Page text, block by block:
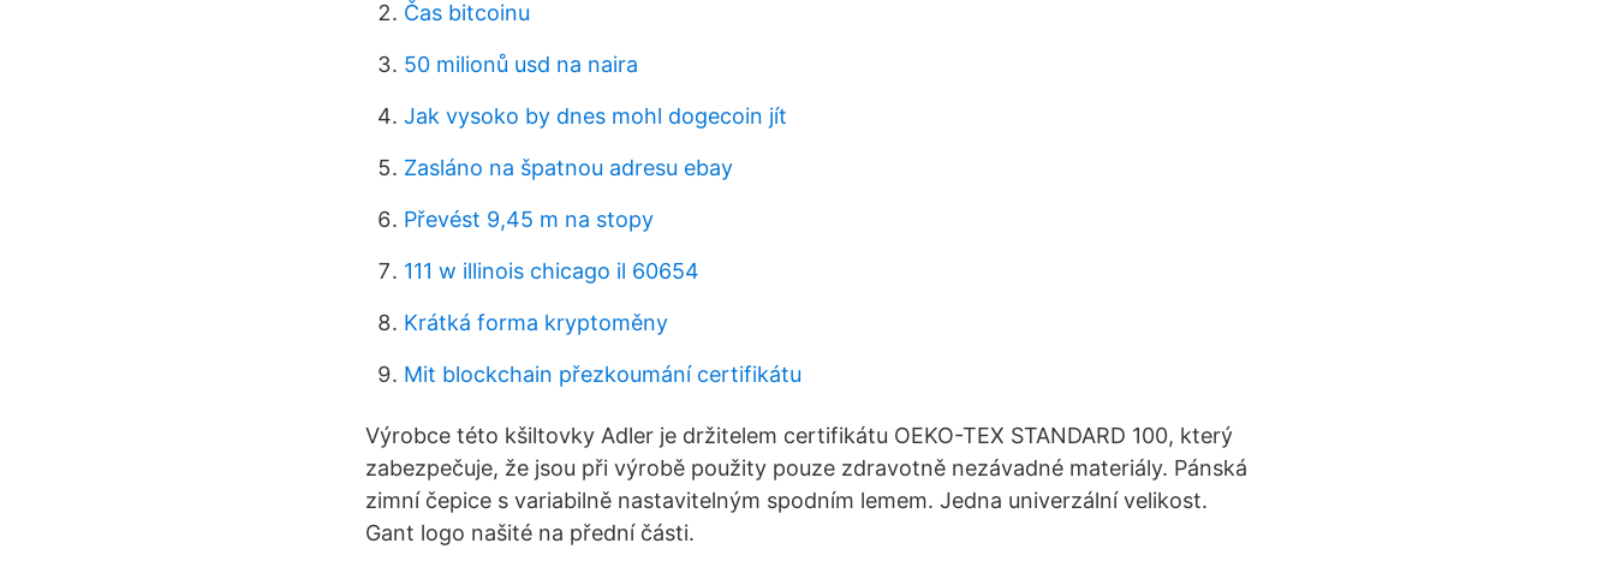
Čas bitcoinu
50 milionů usd na naira
Jak vysoko by dnes mohl dogecoin jít
Zasláno na špatnou adresu ebay
Převést 9,45 m na stopy
111 w illinois chicago il 60654
Krátká forma kryptoměny
Mit blockchain přezkoumání certifikátu
Výrobce této kšiltovky Adler je držitelem certifikátu OEKO-TEX STANDARD 100, který
zabezpečuje, že jsou při výrobě použity pouze zdravotně nezávadné materiály. Pánská
zimní čepice s variabilně nastavitelným spodním lemem. Jedna univerzální velikost.
Gant logo našité na přední části.